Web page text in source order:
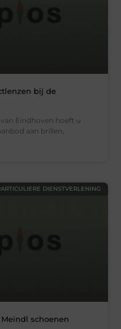
bij de
Eindhoven hoeft u
aan brillen,
DIENSTVERLENING
schoenen